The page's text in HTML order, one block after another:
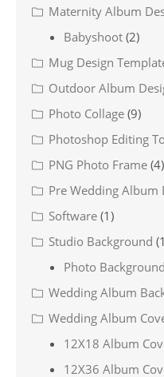
Maternity Album
Babyshoot (2)
Mug Design
Outdoor Album
Photo Collage (9)
Photoshop Editing
PNG Photo Frame (4)
Pre Wedding Album
Software (1)
Studio Background
Photo Background
Wedding Album
Wedding Album
12X18 Album
12X36 Album